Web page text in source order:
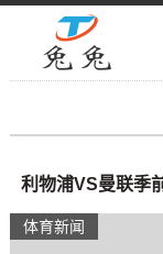
体育新闻
利物浦VS曼联季